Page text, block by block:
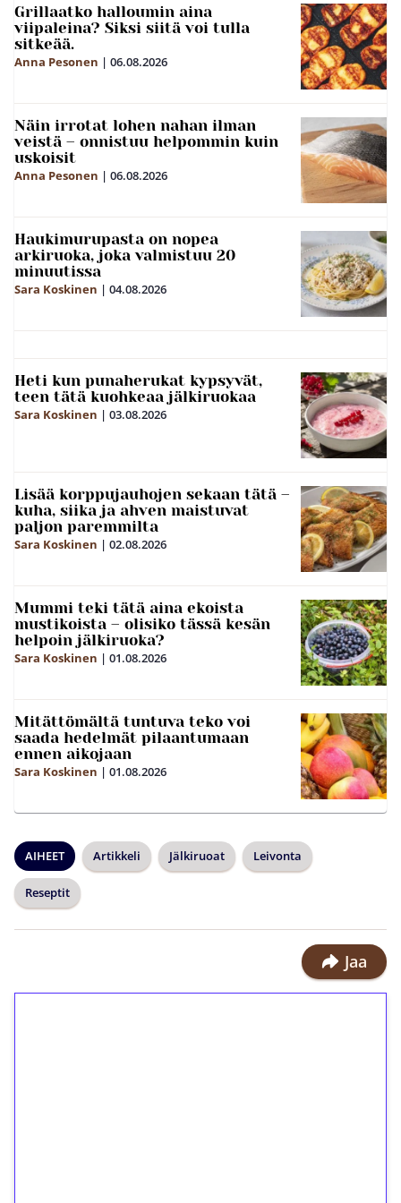
Grillaatko halloumin aina
viipaleina? Siksi siitä voi tulla
sitkeää.
Anna Pesonen | 06.08.2026
Näin irrotat lohen nahan ilman
veistä – onnistuu helpommin kuin
uskoisit
Anna Pesonen | 06.08.2026
Haukimurupasta on nopea
arkiruoka, joka valmistuu 20
minuutissa
Sara Koskinen | 04.08.2026
Heti kun punaherukat kypsyvät,
teen tätä kuohkeaa jälkiruokaa
Sara Koskinen | 03.08.2026
Lisää korppujauhojen sekaan tätä –
kuha, siika ja ahven maistuvat
paljon paremmilta
Sara Koskinen | 02.08.2026
Mummi teki tätä aina ekoista
mustikoista – olisiko tässä kesän
helpoin jälkiruoka?
Sara Koskinen | 01.08.2026
Mitättömältä tuntuva teko voi
saada hedelmät pilaantumaan
ennen aikojaan
Sara Koskinen | 01.08.2026
AIHEET Artikkeli Jälkiruoat Leivonta
Reseptit
Jaa